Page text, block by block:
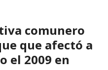
comunero
que afectó a
el 2009 en